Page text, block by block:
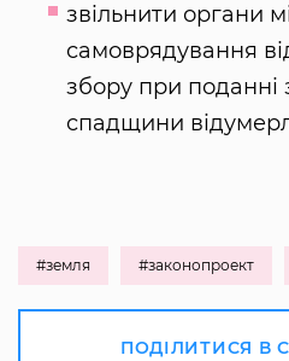
звільнити органи
самоврядування
збору при поданні
спадщини
#земля #законопроект
ПОДІЛИТИСЯ В